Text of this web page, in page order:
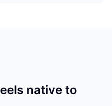
native to